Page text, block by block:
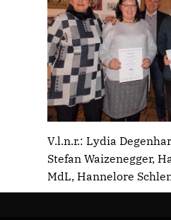
V.l.n.r.: Lydia
Stefan Waizenegger,
MdL, Hannelore